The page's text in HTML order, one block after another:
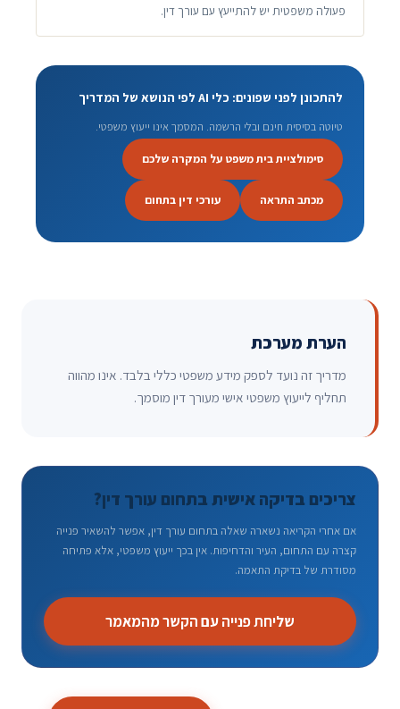
פעולה משפטית יש להתייעץ עם עורך דין.
להתכונן לפני שפונים: כלי AI לפי הנושא של המדריך
טיוטה בסיסית חינם ובלי הרשמה. המסמך אינו ייעוץ משפטי.
סימולציית בית משפט על המקרה שלכם
מכתב התראה עורכי דין בתחום
הערת מערכת
מדריך זה נועד לספק מידע משפטי כללי בלבד. אינו מהווה
תחליף לייעוץ משפטי אישי מעורך דין מוסמך.
צריכים בדיקה אישית בתחום עורך דין?
אם אחרי הקריאה נשארה שאלה בתחום עורך דין, אפשר להשאיר פנייה
קצרה עם התחום, העיר והדחיפות. אין בכך ייעוץ משפטי, אלא פתיחה
מסודרת של בדיקת התאמה.
שליחת פנייה עם הקשר מהמאמר